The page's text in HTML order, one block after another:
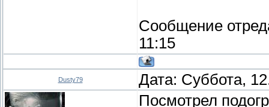
Сообщение
11:15
Dusty79
Дата: Суббота,
Посмотрел